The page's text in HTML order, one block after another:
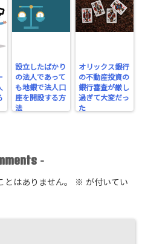
設立したばかり
の法人であって
も地銀で法人口
座を開設する方
法
オリックス銀行
の不動産投資の
銀行審査が厳し
過ぎて大変だっ
た
-
はありません。 ※ が付いてい